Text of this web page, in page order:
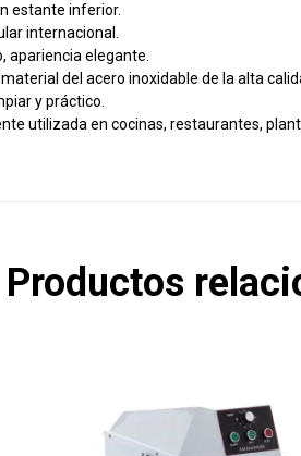
estante inferior.
internacional.
apariencia elegante.
del acero inoxidable de la alta
y práctico.
utilizada en cocinas, restaurantes,
Productos